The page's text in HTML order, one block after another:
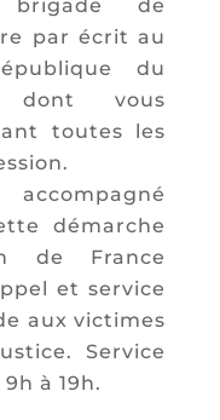
de
par écrit au
du
dont vous
toutes les
démarche
de France
et service
aux victimes
Service
à 19h.